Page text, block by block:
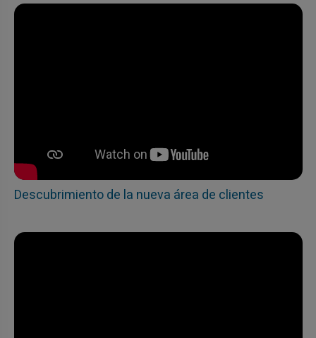
Descubrimiento de la nueva área de clientes